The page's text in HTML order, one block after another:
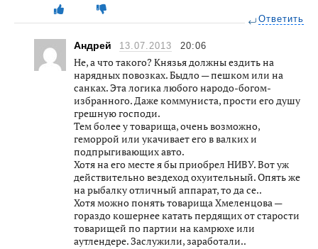
Ответить
Андрей 13.07.2013 20:06
Не, а что такого? Князья должны ездить на
нарядных повозках. Быдло — пешком или на
санках. Эта логика любого народо-богом-
избранного. Даже коммуниста, прости его душу
грешную господи.
Тем более у товарища, очень возможно,
геморрой или укачивает его в валких и
подпрыгивающих авто.
Хотя на его месте я бы приобрел НИВУ. Вот уж
действительно вездеход охуительный. Опять же
на рыбалку отличный аппарат, то да се..
Хотя можно понять товарища Хмеленцова —
гораздо кошернее катать пердящих от старости
товарищей по партии на камрюхе или
аутлендере. Заслужили, заработали..